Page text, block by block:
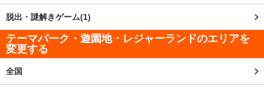
脱出・謎解きゲーム(1)
テーマパーク・遊園地・レジャーランドのエリアを
変更する
全国